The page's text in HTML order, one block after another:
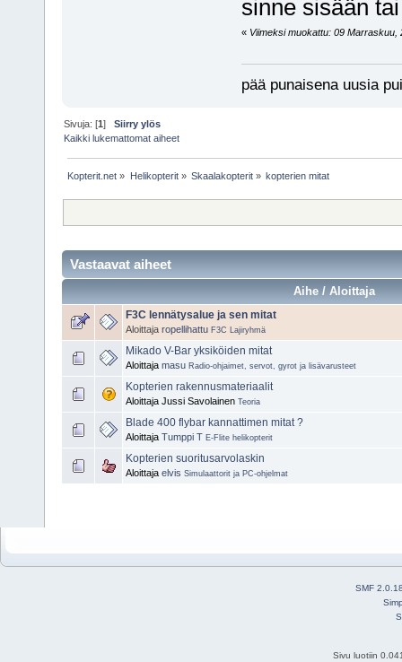
sinne sisään
« Viimeksi muokattu: 09 Marraskuu,
pää punaisena uusia
Sivuja: [1]Siirry ylös
Kaikki lukemattomat aiheet
Kopterit.net » Helikopterit» Skaalakopterit» kopterien mitat
Vastaavat aiheet
Aihe / Aloittaja
F3C lennätysalue ja sen mitat
Aloittaja ropellihattu F3C Lajiryhmä
Mikado V-Bar yksiköiden mitat
Aloittaja masu Radio-ohjaimet, servot, gyrot ja lisävarusteet
Kopterien rakennusmateriaalit
Aloittaja Jussi Savolainen Teoria
Blade 400 flybar kannattimen mitat ?
Aloittaja Tumppi T E-Flite helikopterit
Kopterien suoritusarvolaskin
Aloittaja elvis Simulaattorit ja PC-ohjelmat
SMF
Sivu luotiin